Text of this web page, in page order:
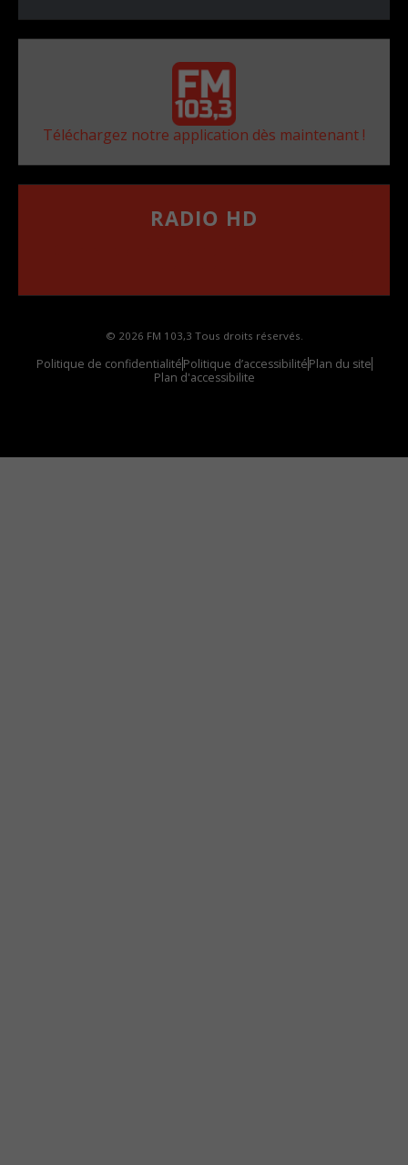
Téléchargez notre application dès maintenant !
RADIO HD
© 2026 FM 103,3 Tous droits réservés.
Politique de confidentialitéPolitique d’accessibilitéPlan du site
Plan d'accessibilite